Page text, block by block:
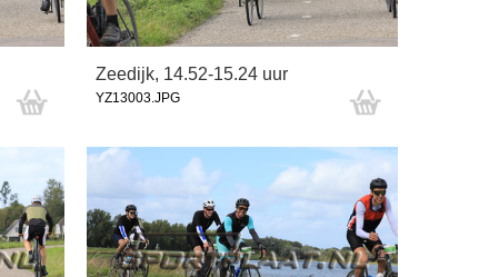
Zeedijk, 14.52-15.24 uur
YZ13003.JPG